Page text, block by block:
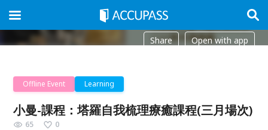
Share Open with app
Offline Event Learning
小曼-課程：塔羅自我梳理療癒課程(三月場次)
65 0